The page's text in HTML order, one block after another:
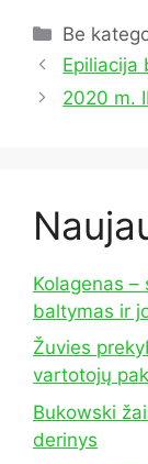
Be
Epiliacija
2020 m.
Kolagenas
baltymas ir
Žuvies
vartotojų
Bukowski
derinys